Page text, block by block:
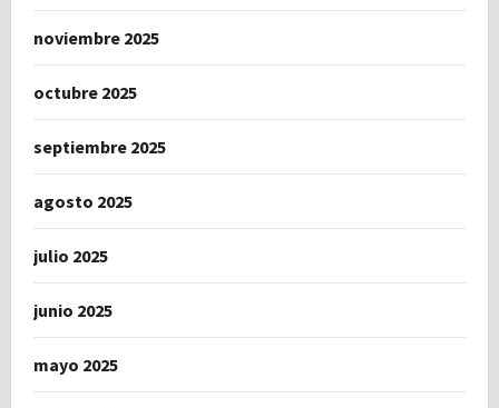
noviembre 2025
octubre 2025
septiembre 2025
agosto 2025
julio 2025
junio 2025
mayo 2025